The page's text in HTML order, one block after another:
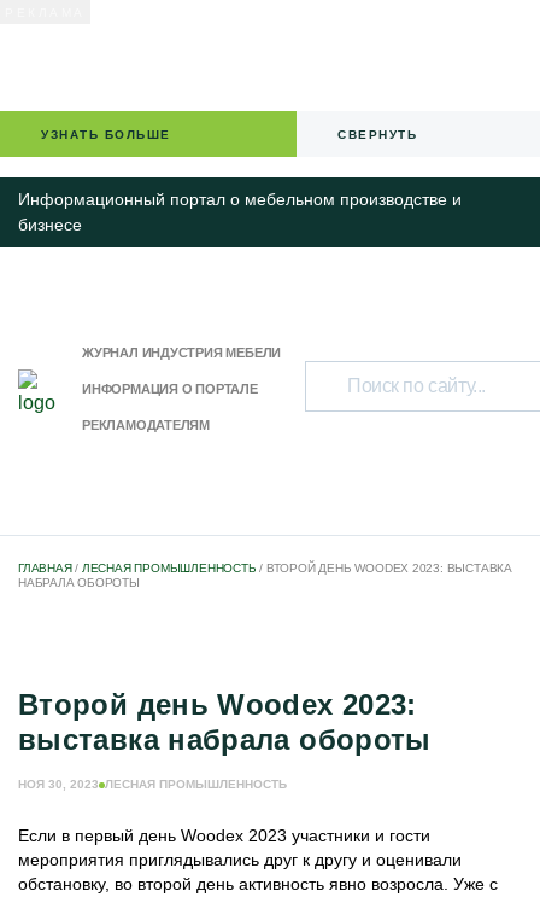
УЗНАТЬ БОЛЬШЕ СВЕРНУТЬ
Информационный портал о мебельном производстве и
бизнесе
ЖУРНАЛ ИНДУСТРИЯ МЕБЕЛИ
ИНФОРМАЦИЯ О ПОРТАЛЕ
РЕКЛАМОДАТЕЛЯМ
ГЛАВНАЯ/ ЛЕСНАЯ ПРОМЫШЛЕННОСТЬ / ВТОРОЙ ДЕНЬ WOODEX 2023: ВЫСТАВКА
НАБРАЛА ОБОРОТЫ
Второй день Woodex 2023:
выставка набрала обороты
НОЯ 30, 2023 ЛЕСНАЯ ПРОМЫШЛЕННОСТЬ
Если в первый день Woodex 2023 участники и гости
мероприятия приглядывались друг к другу и оценивали
обстановку, во второй день активность явно возросла. Уже с